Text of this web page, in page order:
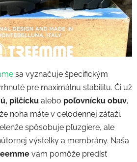
sa vyznačuje špecifickým
pre maximálnu stabilitu. Či už
pilčícku alebo poľovnícku obuv,
noha máte v celodennej záťaži.
spôsobuje pľuzgiere, ale
výstelky a membrány. Naša
vám pomôže predísť